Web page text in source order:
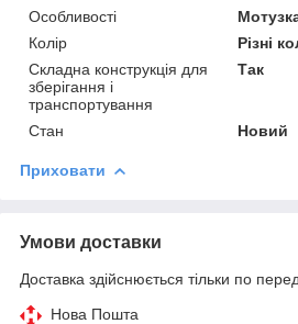
Особливості
Колір
Різні
Складна конструкція для
зберігання і
транспортування
Так
Стан Новий
Приховати
Умови доставки
Доставка здійснюється тільки по
Нова Пошта